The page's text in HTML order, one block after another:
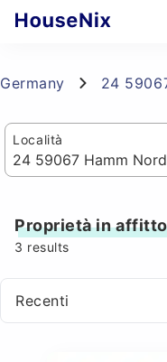
Germany 24
Località
Proprietà in
3 results
Recenti